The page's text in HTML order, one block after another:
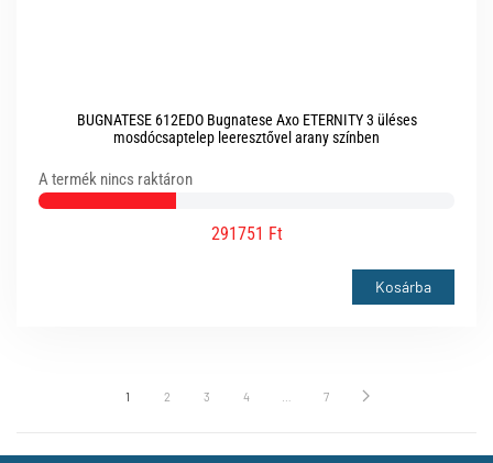
BUGNATESE 612EDO Bugnatese Axo ETERNITY 3 üléses
mosdócsaptelep leeresztővel arany színben
A termék nincs raktáron
291751 Ft
Kosárba
1 2 3 4 7